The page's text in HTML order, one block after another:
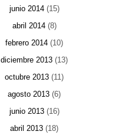
junio 2014(15)
abril 2014(8)
febrero 2014 (10)
diciembre 2013 (13)
octubre 2013 (11)
agosto 2013 (6)
junio 2013(16)
abril 2013 (18)